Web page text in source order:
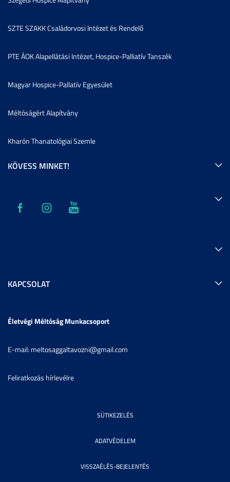
SZTE SZAKK Családorvosi Intézet és Rendelő
PTE ÁOK Alapellátási Intézet, Hospice-Palliatív Tanszék
Magyar Hospice-Pallatív Egyesület
Méltóságért Alapítvány
Kharón Thanatológiai Szemle
KÖVESS MINKET!
KAPCSOLAT
Életvégi Méltóság Munkacsoport
E-mail: meltosaggaltavozni@gmail.com
Feliratkozás hírlevélre
SÜTIKEZELÉS
ADATVÉDELEM
VISSZAÉLÉS-BEJELENTÉS